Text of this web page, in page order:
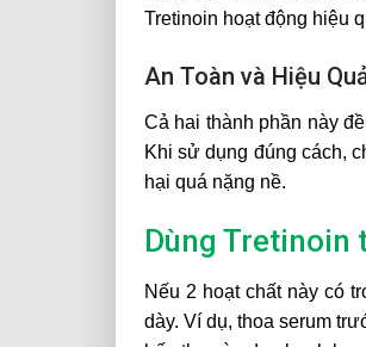
Tretinoin hoạt động hiệu
An Toàn và Hiệu
Cả hai thành phần này
Khi sử dụng đúng cách,
hại quá nặng nề.
Dùng Tretinoin
Nếu 2 hoạt chất này có
dày. Ví dụ, thoa serum